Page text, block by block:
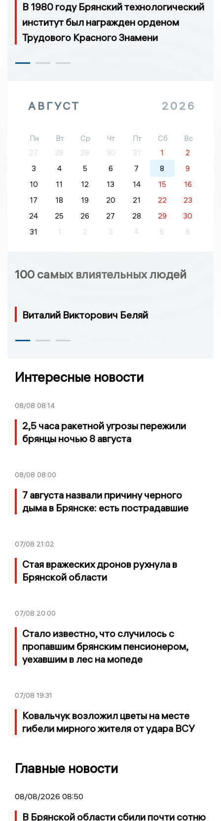
В 1980 году Брянский технологический
институт был награжден орденом
Трудового Красного Знамени
АВГУСТ 2026
Пн Вт Ср Чт Пт Сб
Вс
27
28 29 30 31 1
2
3
4 5 6 7 8
9
10
11 12 13 14 15
16
17
18 19 20 21 22
23
24
25 26 27 28 29
30
31
1 2 3 4 5 6
100 самых влиятельных людей
Виталий Викторович Беляй
Интересные новости
08/08 08:14
2,5 часа ракетной угрозы пережили
брянцы ночью 8 августа
08/08 08:00
7 августа назвали причину черного
дыма в Брянске: есть пострадавшие
07/08 21:02
Стая вражеских дронов рухнула в
Брянской области
07/08 20:00
Стало известно, что случилось с
пропавшим брянским пенсионером,
уехавшим в лес на мопеде
07/08 19:31
Ковальчук возложил цветы на месте
гибели мирного жителя от удара ВСУ
Главные новости
08/08/2026 08:50
В Брянской области сбили почти сотню